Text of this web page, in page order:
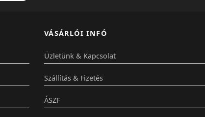
VÁSÁRLÓI INFÓ
Üzletünk & Kapcsolat
Szállítás & Fizetés
ÁSZF